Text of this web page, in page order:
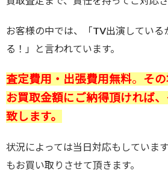
お客様の中では、「TV出演している
る！」と言われています。
査定費用・出張費用無料。 そ
お買取金額にご納得頂ければ
致します。
状況によっては当日対応もしていま
もお買い取りさせて頂きます。